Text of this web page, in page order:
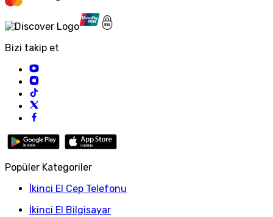
Bizi takip et
Popüler Kategoriler
İkinci El Cep Telefonu
İkinci El Bilgisayar